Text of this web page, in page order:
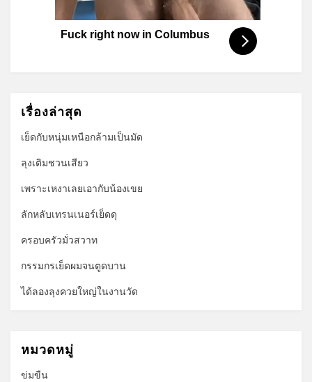
Fuck right now in Columbus
เรื่องล่าสุด
เย็ดกับหนุ่มเหนือกล้ามเป็นมัด
ลุงเติมชวนเสียว
เพราะเหงาเลยเอากับน้องเขย
ลักหลับเทรนเนอร์เย็ดดุ
ครอบครัวมั่วสวาท
กรรมกรเย็ดผมจนตูดบาน
ได้ลองลุงควยใหญ่ในงานวัด
หมวดหมู่
ข่มขืน